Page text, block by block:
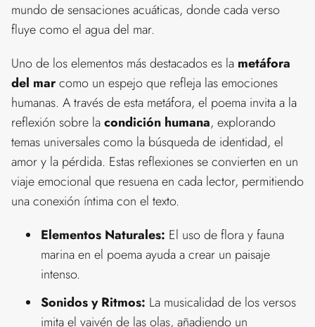
mundo de sensaciones acuáticas, donde cada verso
fluye como el agua del mar.
Uno de los elementos más destacados es la metáfora
del marcomo un espejo que refleja las emociones
humanas. A través de esta metáfora, el poema invita a la
reflexión sobre lacondición humana, explorando
temas universales como la búsqueda de identidad, el
amor y la pérdida. Estas reflexiones se convierten en un
viaje emocional que resuena en cada lector, permitiendo
una conexión íntima con el texto.
Elementos Naturales: El uso de flora y fauna
marina en el poema ayuda a crear un paisaje
intenso.
Sonidos y Ritmos: La musicalidad de los versos
imita el vaivén de las olas, añadiendo un